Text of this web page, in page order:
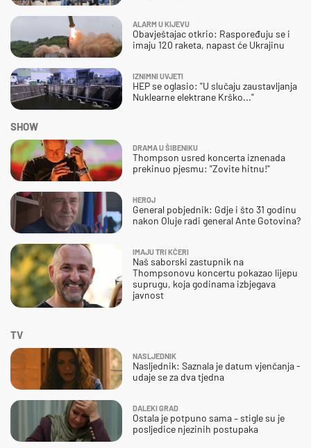
ALARM U KIJEVU
Obavještajac otkrio: Raspoređuju se i
imaju 120 raketa, napast će Ukrajinu
IZNIMNI UVJETI
HEP se oglasio: "U slučaju zaustavljanja
Nuklearne elektrane Krško..."
SHOW
DRAMA U ŠIBENIKU
Thompson usred koncerta iznenada
prekinuo pjesmu: "Zovite hitnu!"
HEROJ
General pobjednik: Gdje i što 31 godinu
nakon Oluje radi general Ante Gotovina?
IMAJU TRI KĆERI
Naš saborski zastupnik na
Thompsonovu koncertu pokazao lijepu
suprugu, koja godinama izbjegava
javnost
TV
NASLJEDNIK
Nasljednik: Saznala je datum vjenčanja -
udaje se za dva tjedna
DALEKI GRAD
Ostala je potpuno sama – stigle su je
posljedice njezinih postupaka